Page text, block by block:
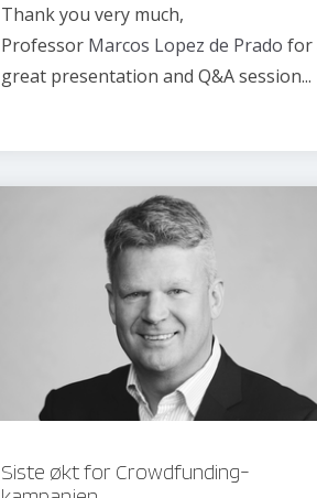
Thank you very much,
Professor Marcos Lopez de Prado for
great presentation and Q&A session...
Siste økt for Crowdfunding-